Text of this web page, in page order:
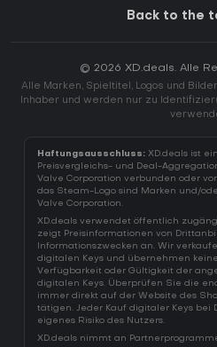
Back to the
© 2026 XD.deals. Alle
Alle Marken, Spieltitel, Logos und
Inhaber und werden nur zu
Haftungsausschluss: XD.deals ist
Preisvergleichs- und Deal-
Valve Corporation verbunden oder
das Steam-Logo sind Marken und/
Valve Corporation.
XD.deals verwendet öffentlich
zeigt Preisinformationen von
Informationszwecken an. Wir
digitalen Keys und übernehmen
Verfügbarkeit oder Gültigkeit der
digitalen Keys. Überprüfen Sie die
immer direkt auf der Website des
tätigen. Jeder Kauf digitaler Keys bei
eigenes Risiko des Nutzers.
XD.deals nimmt an